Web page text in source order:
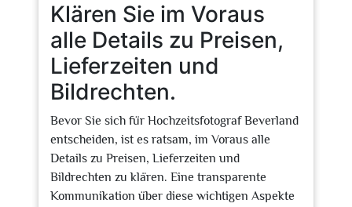
Klären Sie im Voraus
alle Details zu Preisen,
Lieferzeiten und
Bildrechten.
Bevor Sie sich für Hochzeitsfotograf Beverland
entscheiden, ist es ratsam, im Voraus alle
Details zu Preisen, Lieferzeiten und
Bildrechten zu klären. Eine transparente
Kommunikation über diese wichtigen Aspekte